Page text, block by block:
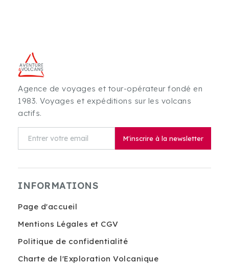
Agence de voyages et tour-opérateur fondé en
1983. Voyages et expéditions sur les volcans
actifs.
M'inscrire à la newsletter
INFORMATIONS
Page d'accueil
Mentions Légales et CGV
Politique de confidentialité
Charte de l'Exploration Volcanique